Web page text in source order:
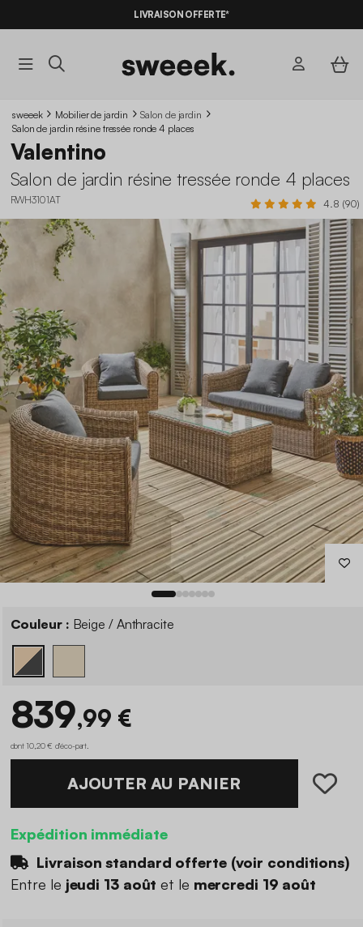
LIVRAISON OFFERTE*
sweeek Mobilier de jardin
Salon de jardin
Salon de jardin résine tressée ronde 4 places
Valentino
Salon de jardin résine tressée ronde 4 places
RWH3101AT 4.8 (90)
Couleur : Beige / Anthracite
839,99 €
dont 10,20 € d'éco-part
AJOUTER AU PANIER
Expédition immédiate
Livraison standard offerte (voir conditions)
Entre le jeudi 13 août et le mercredi 19 août